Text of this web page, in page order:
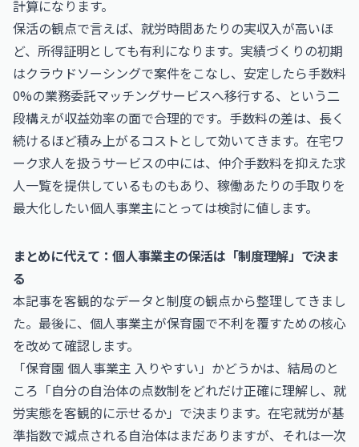
計算になります。
保活の観点で言えば、就労時間あたりの実収入が高いほ
ど、所得証明としても有利になります。実績づくりの初期
はクラウドソーシングで案件をこなし、安定したら手数料
0%の業務委託マッチングサービスへ移行する、という二
段構えが収益効率の面で合理的です。手数料の差は、長く
続けるほど積み上がるコストとして効いてきます。在宅ワ
ーク求人を扱うサービスの中には、仲介手数料を抑えた求
人一覧を提供しているものもあり、稼働あたりの手取りを
最大化したい個人事業主にとっては検討に値します。
まとめに代えて：個人事業主の保活は「制度理解」で決ま
る
本記事を客観的なデータと制度の観点から整理してきまし
た。最後に、個人事業主が保育園で不利を覆すための核心
を改めて確認します。
「保育園 個人事業主 入りやすい」かどうかは、結局のと
ころ「自分の自治体の点数制をどれだけ正確に理解し、就
労実態を客観的に示せるか」で決まります。在宅就労が基
準指数で減点される自治体はまだありますが、それは一次